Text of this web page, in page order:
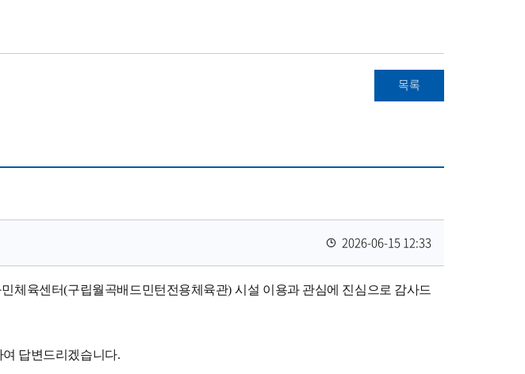
목록
록
일
2026-06-15 12:33
민체육센터(구립월곡배드민턴전용체육관)시설 이용과 관심에 진심으로 감사드
답변드리겠습니다.